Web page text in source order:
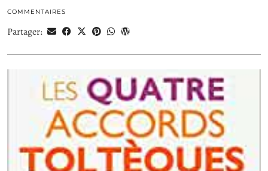
COMMENTAIRES
Partager: